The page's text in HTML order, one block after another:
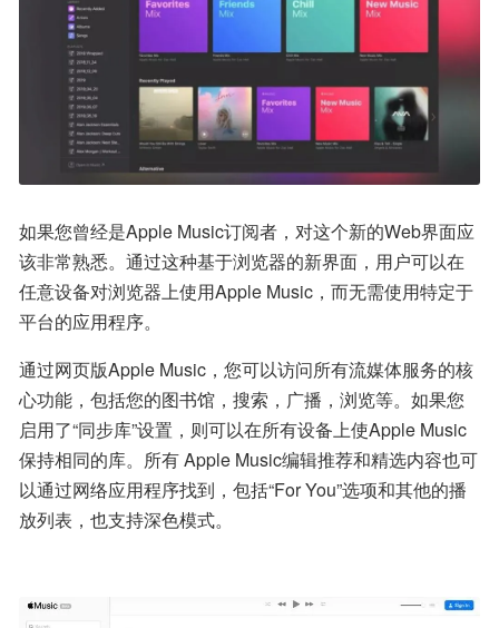
如果您曾经是Apple Music订阅者，对这个新的Web界面应
该非常熟悉。通过这种基于浏览器的新界面，用户可以在
任意设备对浏览器上使用Apple Music，而无需使用特定于
平台的应用程序。
通过网页版Apple Music，您可以访问所有流媒体服务的核
心功能，包括您的图书馆，搜索，广播，浏览等。如果您
启用了“同步库”设置，则可以在所有设备上使Apple Music
保持相同的库。所有 Apple Music编辑推荐和精选内容也可
以通过网络应用程序找到，包括“For You”选项和其他的播
放列表，也支持深色模式。